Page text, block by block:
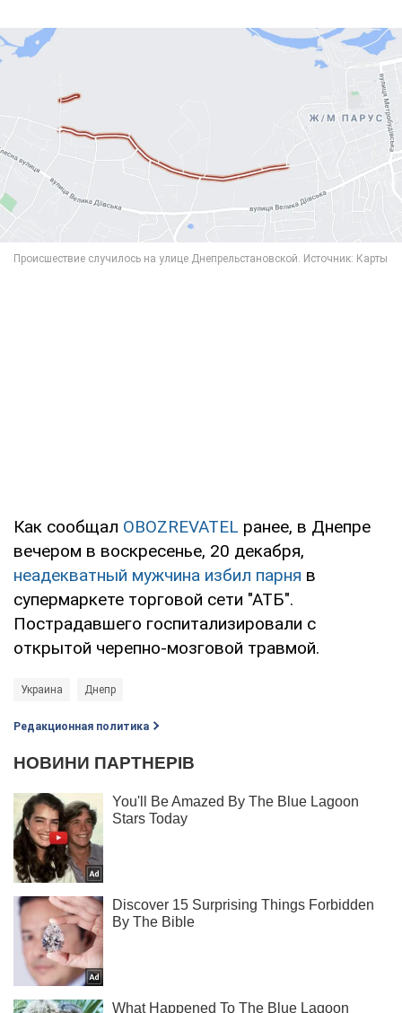
Как сообщал OBOZREVATEL ранее, в Днепре
вечером в воскресенье, 20 декабря,
неадекватный мужчина избил парня в
супермаркете торговой сети "АТБ".
Пострадавшего госпитализировали с
открытой черепно-мозговой травмой.
Украина Днепр
Редакционная политика